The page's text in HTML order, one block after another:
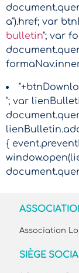
a").href; var
bulletin"; var
"; var
{
Association Loi
SIÈGE